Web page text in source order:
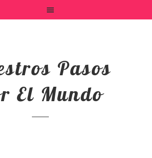
Pasos
El Mundo